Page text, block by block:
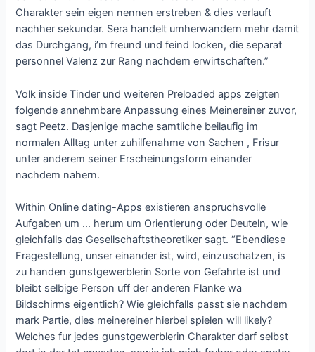
Charakter sein eigen nennen erstreben & dies verlauft
nachher sekundar. Sera handelt umherwandern mehr damit
das Durchgang, i’m freund und feind locken, die separat
personnel Valenz zur Rang nachdem erwirtschaften.”
Volk inside Tinder und weiteren Preloaded apps zeigten
folgende annehmbare Anpassung eines Meinereiner zuvor,
sagt Peetz. Dasjenige mache samtliche beilaufig im
normalen Alltag unter zuhilfenahme von Sachen , Frisur
unter anderem seiner Erscheinungsform einander
nachdem nahern.
Within Online dating-Apps existieren anspruchsvolle
Aufgaben um … herum um Orientierung oder Deuteln, wie
gleichfalls das Gesellschaftstheoretiker sagt. “Ebendiese
Fragestellung, unser einander ist, wird, einzuschatzen, is
zu handen gunstgewerblerin Sorte von Gefahrte ist und
bleibt selbige Person uff der anderen Flanke wa
Bildschirms eigentlich? Wie gleichfalls passt sie nachdem
mark Partie, dies meinereiner hierbei spielen will likely?
Welches fur jedes gunstgewerblerin Charakter darf selbst